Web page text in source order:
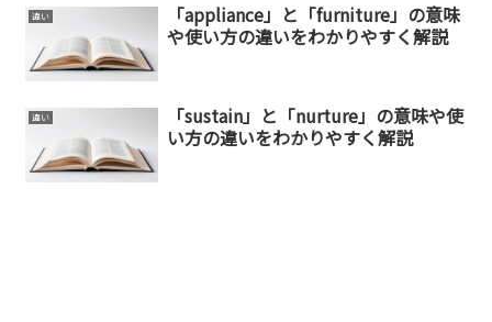
違い
「appliance」と「furniture」の意味
や使い方の違いをわかりやすく解説
違い
「sustain」と「nurture」の意味や使
い方の違いをわかりやすく解説